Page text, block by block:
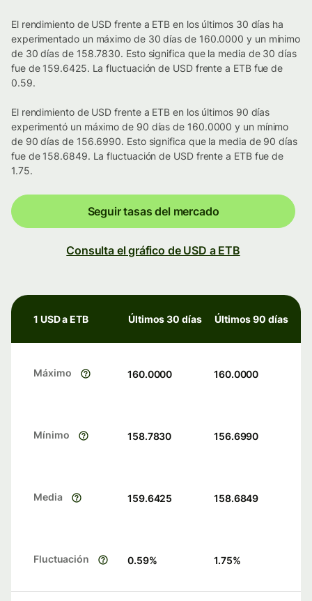
El rendimiento de USD frente a ETB en los últimos 30 días ha
experimentado un máximo de 30 días de 160.0000 y un mínimo
de 30 días de 158.7830. Esto significa que la media de 30 días
fue de 159.6425. La fluctuación de USD frente a ETB fue de
0.59.
El rendimiento de USD frente a ETB en los últimos 90 días
experimentó un máximo de 90 días de 160.0000 y un mínimo
de 90 días de 156.6990. Esto significa que la media de 90 días
fue de 158.6849. La fluctuación de USD frente a ETB fue de
1.75.
Seguir tasas del mercado
Consulta el gráfico de USD a ETB
1 USD a ETB Últimos 30 días Últimos 90 días
Máximo 160.0000 160.0000
Mínimo 158.7830 156.6990
Media 159.6425 158.6849
Fluctuación 0.59% 1.75%